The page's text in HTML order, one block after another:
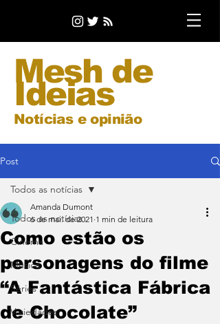
Mesh de
Ideias
Notícias e opinião
Post
Todos as notícias
Cinema
Música
Séries
Variedades
Todos as notícias
Como estão os
personagens do filme
“A Fantástica Fábrica
de Chocolate”
Amanda Dumont
6 de mai. de 2021 1 min de leitura